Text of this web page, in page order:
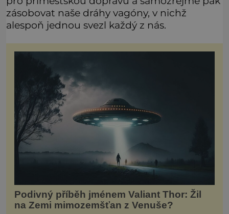
zásobovat naše dráhy vagóny, v nichž
alespoň jednou svezl každý z nás.
Podivný příběh jménem Valiant Thor: Žil
na Zemi mimozemšťan z Venuše?